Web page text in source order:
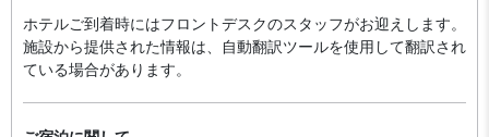
ホテルご到着時にはフロントデスクのスタッフがお迎えします。
施設から提供された情報は、自動翻訳ツールを使用して翻訳され
ている場合があります。